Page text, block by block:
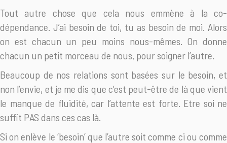
Tout autre chose que cela nous emmène à la co-
dépendance. J’ai besoin de toi, tu as besoin de moi. Alors
on est chacun un peu moins nous-mêmes. On donne
chacun un petit morceau de nous, pour soigner l’autre.
Beaucoup de nos relations sont basées sur le besoin, et
non l’envie, et je me dis que c’est peut-être de là que vient
le manque de fluidité, car l’attente est forte. Etre soi ne
suffit PAS dans ces cas là.
Si on enlève le ‘besoin’ que l’autre soit comme ci ou comme